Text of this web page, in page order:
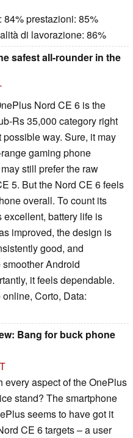
: 84% prestazioni: 85%
di lavorazione: 86%
safest all-rounder in the
Nord CE 6 is the
Rs 35,000 category right
way. Sure, it may
gaming phone
still prefer the raw
5. But the Nord CE 6 feels
overall. To count its
excellent, battery life is
improved, the design is
good, and
Android
it feels dependable.
Corto, Data:
Bang for buck phone
every aspect of the OnePlus
stand? The smartphone
seems to have got it
CE 6 targets – a user